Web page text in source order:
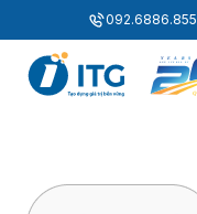
092.6886.855